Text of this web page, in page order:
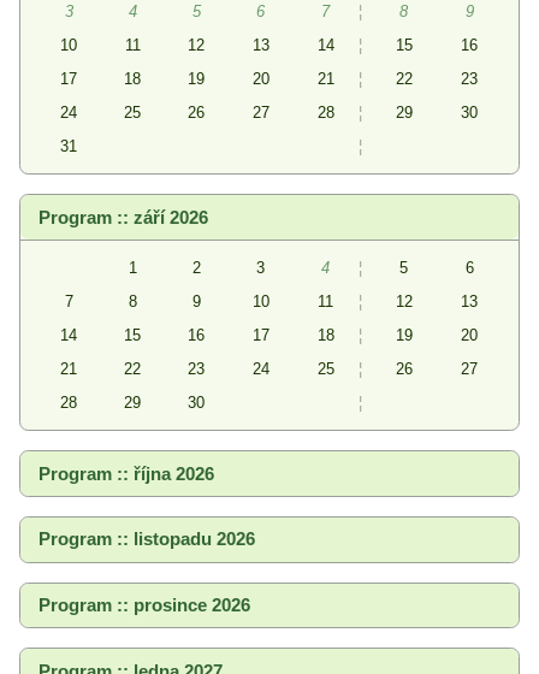
3
4 5 6 7 ¦ 8
9
10
11 12 13 14 ¦ 15
16
17
18 19 20 21 ¦ 22
23
24
25 26 27 28 ¦ 29
30
31
¦
Program :: září 2026
1 2 3 4 ¦ 5
6
7
8 9 10 11 ¦ 12
13
14
15 16 17 18 ¦ 19
20
21
22 23 24 25 ¦ 26
27
28
29 30 ¦
Program :: října 2026
Program :: listopadu 2026
Program :: prosince 2026